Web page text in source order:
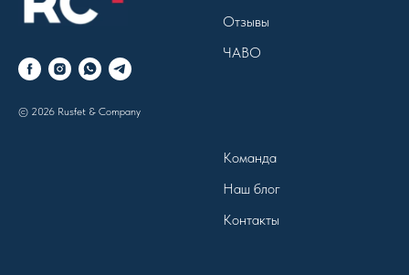
© 2026 Rusfet & Company
Отзывы
ЧАВО
Команда
Наш блог
Контакты